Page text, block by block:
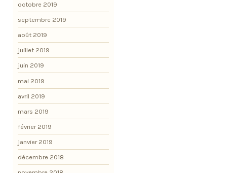
octobre 2019
septembre 2019
août 2019
juillet 2019
juin 2019
mai 2019
avril 2019
mars 2019
février 2019
janvier 2019
décembre 2018